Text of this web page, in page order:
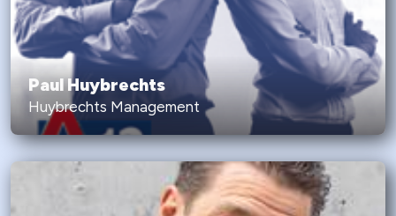
Paul Huybrechts
Huybrechts Management